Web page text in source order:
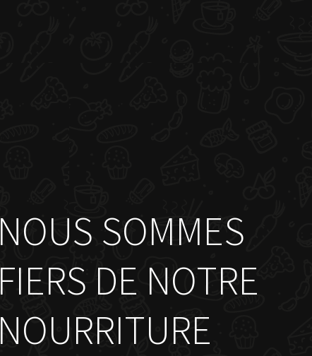
NOUS SOMMES
FIERS DE NOTRE
NOURRITURE